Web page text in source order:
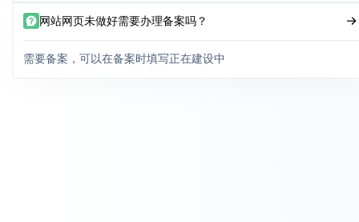
网站网页未做好需要办理备案吗？
需要备案，可以在备案时填写正在建设中